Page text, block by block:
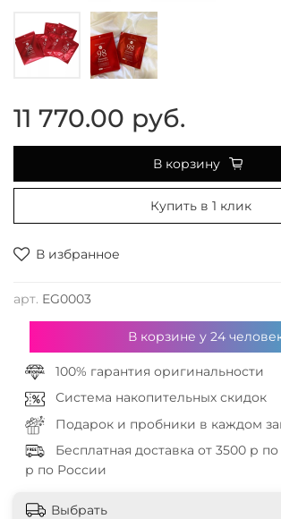
В избранное
арт. EG0003
11 770.00 руб.
В корзину
Купить в 1 клик
В корзине у24
100% гарантия оригинальности
Система накопительных скидок
Подарок и пробники в каждом
Бесплатная доставка от 3500 р
р по России
Выбрать